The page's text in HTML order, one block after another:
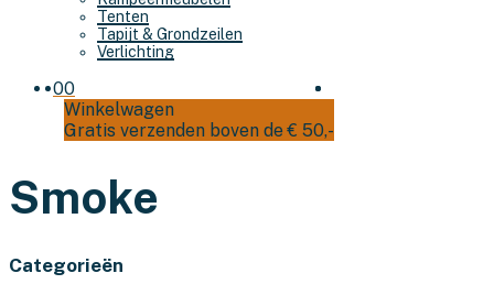
Tenten
Tapijt & Grondzeilen
Verlichting
00
Winkelwagen
Gratis verzenden boven de € 50,-
Smoke
Categorieën